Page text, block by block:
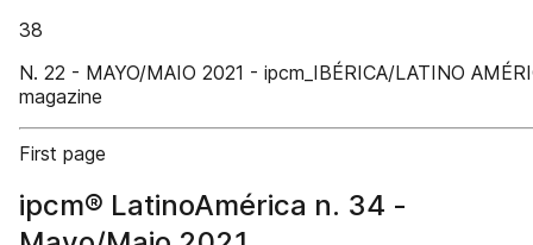
38
N. 22 - MAYO/MAIO 2021 - ipcm_IBÉRICA/LATINO
magazine
First page
ipcm® LatinoAmérica n. 34 -